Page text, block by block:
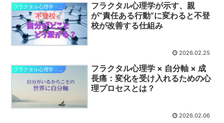
フラクタル心理学・自分軸で幸せになる
フラクタル心理学が示す、親
が“責任ある行動”に変わると不登
校が改善する仕組み
2026.02.25
フラクタル心理学 × 自分軸 × 成
長痛：変化を受け入れるための心
理プロセスとは？
2026.02.06